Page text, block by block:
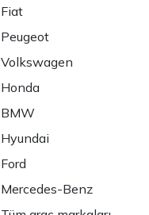
Fiat
Peugeot
Volkswagen
Honda
BMW
Hyundai
Ford
Mercedes-Benz